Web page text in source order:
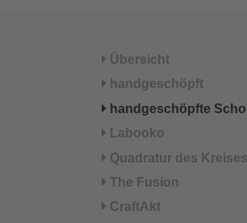
Übersicht
handgeschöpft
handgeschöpfte
Labooko
Quadratur des Kreises
The Fusion
CraftAkt